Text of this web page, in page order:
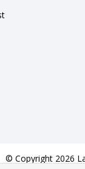
© Copyright 2026